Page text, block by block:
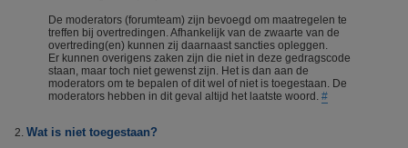
De moderators (forumteam) zijn bevoegd om maatregelen te
treffen bij overtredingen. Afhankelijk van de zwaarte van de
overtreding(en) kunnen zij daarnaast sancties opleggen.
Er kunnen overigens zaken zijn die niet in deze gedragscode
staan, maar toch niet gewenst zijn. Het is dan aan de
moderators om te bepalen of dit wel of niet is toegestaan. De
moderators hebben in dit geval altijd het laatste woord. #
Wat is niet toegestaan?